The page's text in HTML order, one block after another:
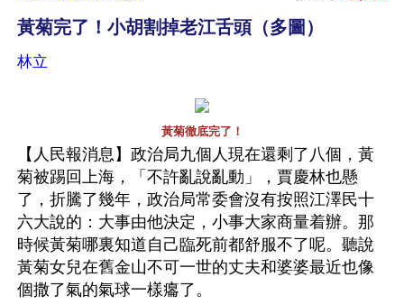
黃菊完了！小胡割掉老江舌頭（多圖）
林立
黃菊徹底完了！
【人民報消息】政治局九個人現在還剩了八個，黃
菊被踢回上海，「不許亂說亂動」，賈慶林也懸
了，折騰了幾年，政治局常委會沒有按照江澤民十
六大說的：大事由他決定，小事大家商量着辦。那
時候黃菊哪裏知道自己臨死前都舒服不了呢。聽說
黃菊女兒在舊金山不可一世的丈夫和婆婆最近也像
個撒了氣的氣球一樣癟了。